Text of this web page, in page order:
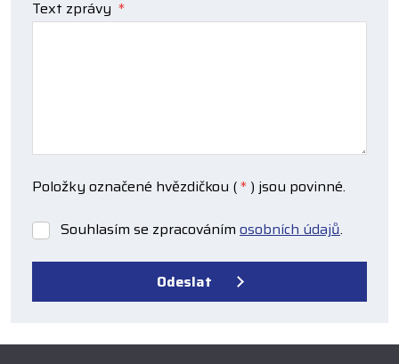
Text zprávy *
Položky označené hvězdičkou (* ) jsou povinné.
Souhlasím
údajů.
Souhlasím se zpracováním osobních údajů.
Odeslat
se